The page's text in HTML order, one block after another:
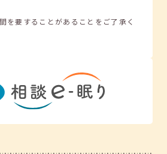
を要することがあることをご了承く